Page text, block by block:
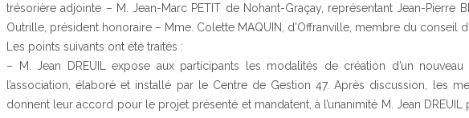
trésorière adjointe – M. Jean-Marc PETIT de Nohant-Graçay, représentant Jean-Pierre
Outrille, président honoraire – Mme. Colette MAQUIN, d’Offranville, membre du conseil
Les points suivants ont été traités :
– M. Jean DREUIL expose aux participants les modalités de création d’un
l’association, élaboré et installé par le Centre de Gestion 47. Après discussion, les
donnent leur accord pour le projet présenté et mandatent, à l’unanimité M. Jean